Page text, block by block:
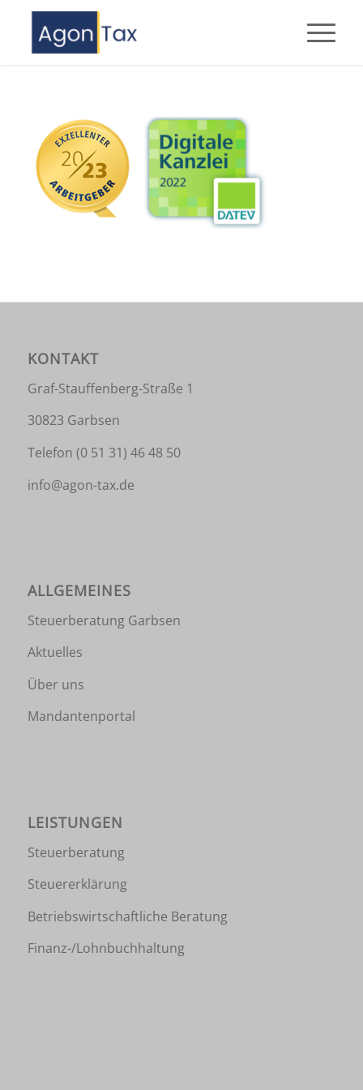
KONTAKT
Graf-Stauffenberg-Straße 1
30823 Garbsen
Telefon (0 51 31) 46 48 50
info@agon-tax.de
ALLGEMEINES
Steuerberatung Garbsen
Aktuelles
Über uns
Mandantenportal
LEISTUNGEN
Steuerberatung
Steuererklärung
Betriebswirtschaftliche Beratung
Finanz-/Lohnbuchhaltung